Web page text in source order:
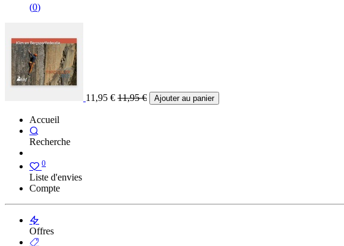
(0)
11,95 € 11,95€ Ajouter au panier
Accueil
Recherche
0
Liste d'envies
Compte
Offres